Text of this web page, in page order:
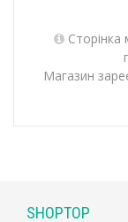
Сторінка
Магазин
SHOPTOP